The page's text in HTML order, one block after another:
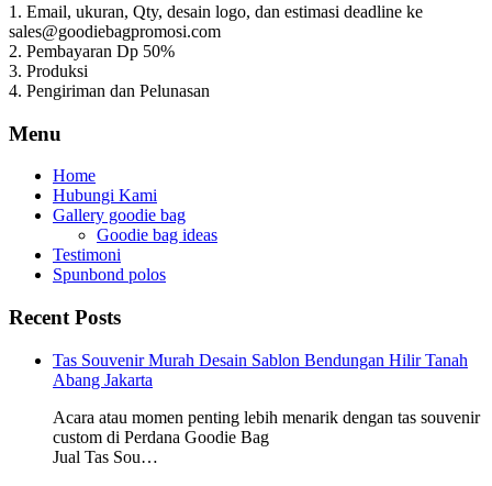
1. Email, ukuran, Qty, desain logo, dan estimasi deadline ke
sales@goodiebagpromosi.com
2. Pembayaran Dp 50%
3. Produksi
4. Pengiriman dan Pelunasan
Menu
Home
Hubungi Kami
Gallery goodie bag
Goodie bag ideas
Testimoni
Spunbond polos
Recent Posts
Tas Souvenir Murah Desain Sablon Bendungan Hilir Tanah
Abang Jakarta
Acara atau momen penting lebih menarik dengan tas souvenir
custom di Perdana Goodie Bag
Jual Tas Sou…